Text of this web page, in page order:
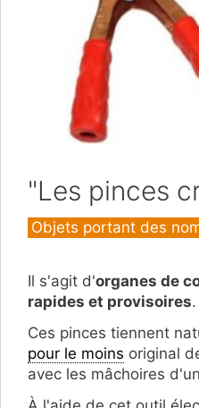
"Les pinces
Catégories
Objets portant des
Il s'agit d'organes de
rapides et provisoires.
Ces pinces tiennent
pour le moins original
avec les mâchoires